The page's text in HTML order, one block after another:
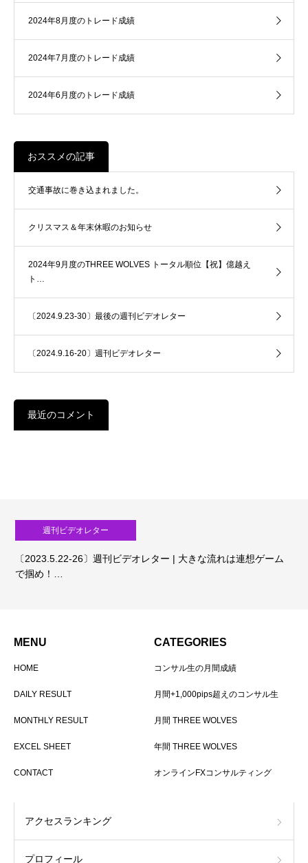
2024年8月度のトレード成績
2024年7月度のトレード成績
2024年6月度のトレード成績
おススメの記事
交通事故に巻き込まれました。
クリスマス＆年末休暇のお知らせ
2024年9月度のTHREE WOLVES トータル順位【祝】億越え
ト…
〔2024.9.23-30〕最後の週刊ビデオレター
〔2024.9.16-20〕週刊ビデオレター
最近のコメント
週刊ビデオレター
〔2023.5.22-26〕週刊ビデオレター | 大きな流れは連想ゲーム
で掴め！…
MENU
HOME
DAILY RESULT
MONTHLY RESULT
EXCEL SHEET
CONTACT
CATEGORIES
コンサル生の月間成績
月間+1,000pips超えのコンサル生
月間 THREE WOLVES
年間 THREE WOLVES
オンラインFXコンサルティング
アクセスランキング
プロフィール